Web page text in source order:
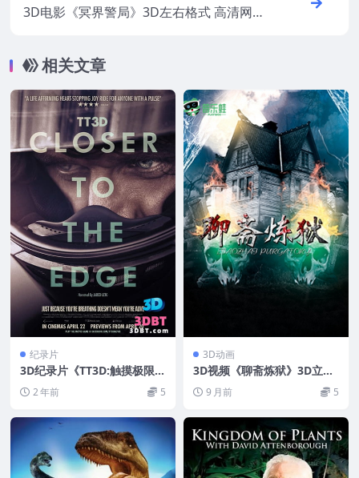
3D电影《冥界警局》3D左右格式 高清网盘
相关文章
纪录片
3D纪录片《TT3D:触摸极限3
D》下载 左右格式 3D版 高清
网盘+迅雷 下载
2 年前 5
3D动画
3D视频《聊斋炼狱》3D立体
电影 3D左右格式片源 百度网
盘下载
9 月前 5